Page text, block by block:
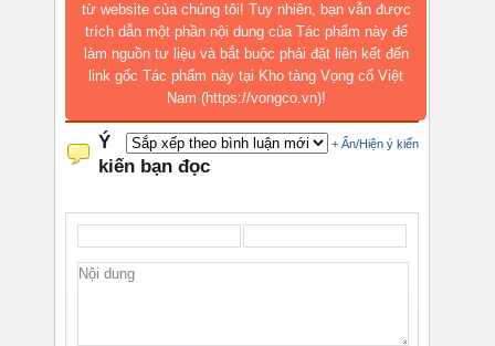
từ website của chúng tôi! Tuy nhiên, bạn vẫn được
trích dẫn một phần nội dung của Tác phẩm này để
làm nguồn tư liệu và bắt buộc phải đặt liên kết đến
link gốc Tác phẩm này tại Kho tàng Vọng cổ Việt
Nam (https://vongco.vn)!